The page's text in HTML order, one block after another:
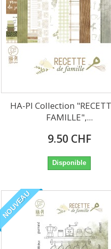
HA-PI Collection
FAMILLE",...
9.50 CHF
Disponible
NOUVEAU